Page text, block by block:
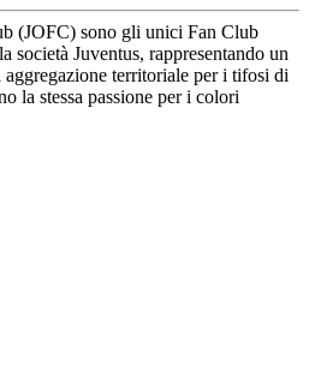
(JOFC) sono gli unici Fan Club
società Juventus, rappresentando un
territoriale per i tifosi di
la stessa passione per i colori